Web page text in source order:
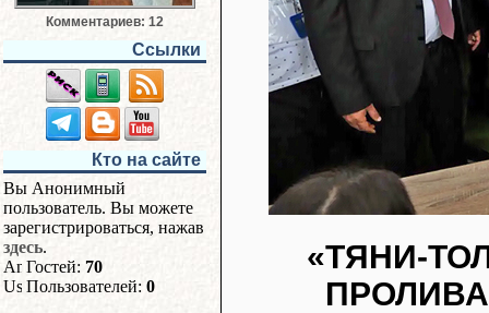
Комментариев: 12
Ссылки
Кто на сайте
Вы Анонимный
пользователь. Вы можете
зарегистрироваться, нажав
здесь.
Гостей: 70
Пользователей: 0
«ТЯНИ-